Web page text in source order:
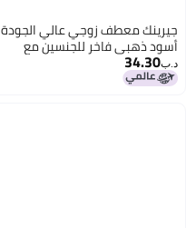
جيرينك معطف زوجي عالي الجودة
أسود ذهبي فاخر للجنسين مع
قلنسوة دافئة
د.ب‏34.30